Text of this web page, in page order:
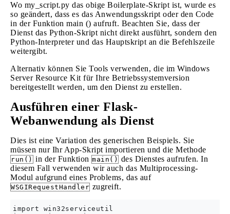
Wo my_script.py das obige Boilerplate-Skript ist, wurde es
so geändert, dass es das Anwendungsskript oder den Code
in der Funktion main () aufruft. Beachten Sie, dass der
Dienst das Python-Skript nicht direkt ausführt, sondern den
Python-Interpreter und das Hauptskript an die Befehlszeile
weitergibt.
Alternativ können Sie Tools verwenden, die im Windows
Server Resource Kit für Ihre Betriebssystemversion
bereitgestellt werden, um den Dienst zu erstellen.
Ausführen einer Flask-
Webanwendung als Dienst
Dies ist eine Variation des generischen Beispiels. Sie
müssen nur Ihr App-Skript importieren und die Methode
run() in der Funktion main() des Dienstes aufrufen. In
diesem Fall verwenden wir auch das Multiprocessing-
Modul aufgrund eines Problems, das auf
WSGIRequestHandler zugreift.
import win32serviceutil